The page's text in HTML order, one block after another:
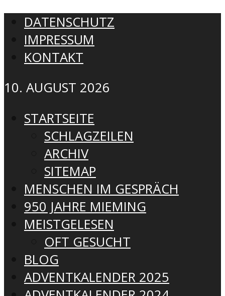
DATENSCHUTZ
IMPRESSUM
KONTAKT
10. AUGUST 2026
STARTSEITE
SCHLAGZEILEN
ARCHIV
SITEMAP
MENSCHEN IM GESPRÄCH
950 JAHRE MIEMING
MEISTGELESEN
OFT GESUCHT
BLOG
ADVENTKALENDER 2025